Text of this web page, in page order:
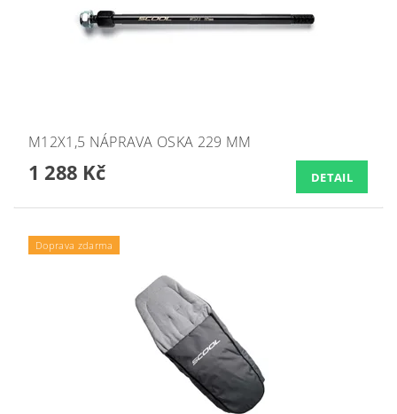
M12X1,5 NÁPRAVA OSKA 229 MM
1 288 Kč DETAIL
Doprava zdarma